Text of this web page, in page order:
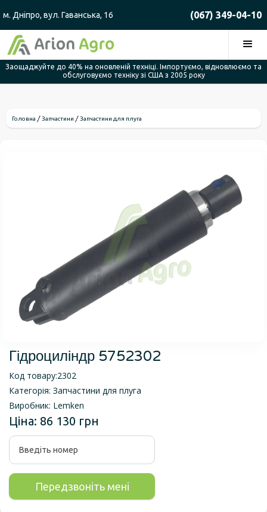
м. Дніпро, вул. Гаванська, 16 (067) 349-04-10
Заощаджуйте до 40% на оновленій техніці. Імпортуємо, відновлюємо та
обслуговуємо техніку зі США з 2005 року
Головна Запчастини Запчастини для плуга
Гідроциліндр 5752302
Код товару:2302
Категорія: Запчастини для плуга
Виробник: Lemken
Ціна: 86 130 грн